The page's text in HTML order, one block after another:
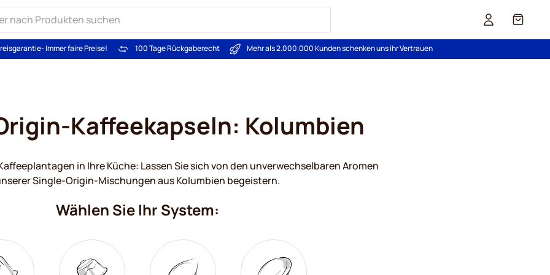
Cart
- Immer faire Preise! 100 Tage Rückgaberecht Mehr als 2.000.000 Kunden schenken uns ihr Vertrauen
Kaffeekapseln: Kolumbien
in Ihre Küche: Lassen Sie sich von den unverwechselbaren Aromen
Single-Origin-Mischungen aus Kolumbien begeistern.
Wählen Sie Ihr System: